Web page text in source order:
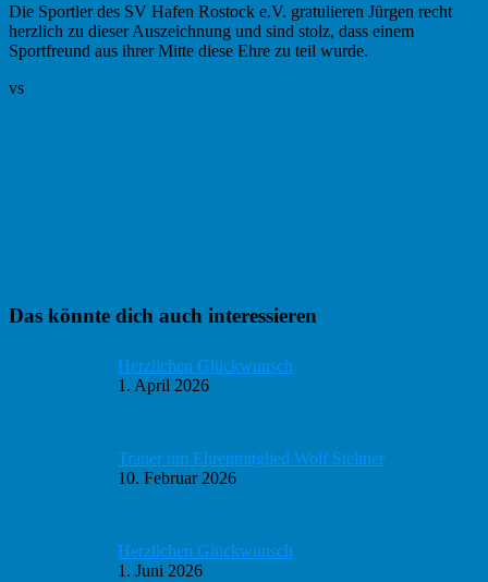
Die Sportler des SV Hafen Rostock e.V. gratulieren Jürgen recht
herzlich zu dieser Auszeichnung und sind stolz, dass einem
Sportfreund aus ihrer Mitte diese Ehre zu teil wurde.
vs
Haupt-
Das könnte dich auch interessieren
Herzlichen Glückwunsch
1. April 2026
Trauer um Ehrenmitglied Wolf Steltner
10. Februar 2026
Herzlichen Glückwunsch
1. Juni 2026